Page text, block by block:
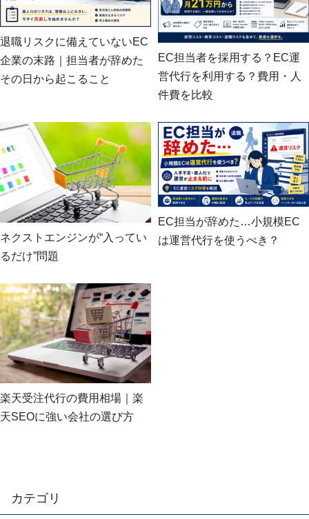
退職リスクに備えていないEC
企業の末路｜担当者が辞めた
その日から起こること
EC担当者を採用する？EC運
営代行を利用する？費用・人
件費を比較
ネクストエンジンが“入ってい
るだけ”問題
EC担当が辞めた…小規模EC
は運営代行を使うべき？
楽天受注代行の費用相場｜楽
天SEOに強い会社の選び方
カテゴリ